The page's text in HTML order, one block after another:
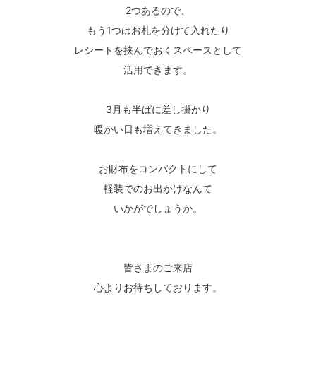
2つあるので、
もう1つはお札を分けて入れたり
レシートを挟んでおくスペースとして
活用できます。
3月も半ばに差し掛かり
暖かい日も増えてきました。
お財布をコンパクトにして
軽装でのお出かけなんて
いかがでしょうか。
皆さまのご来店
心よりお待ちしております。